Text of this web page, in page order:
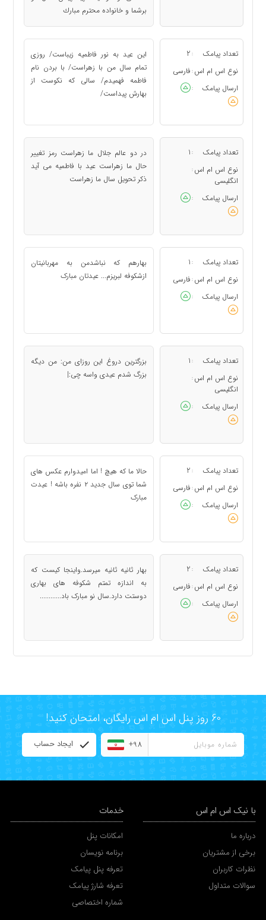
برشما و خانواده محترم مبارك
تعداد پیامک :
2
نوع اس ام اس : فارسی
ارسال پیامک
:
این عید به نور فاطمیه زیباست/ روزی
تمام سال من با زهراست/ با بردن نام
فاطمه فهمیدم/ سالی که نکوست از
بهارش پیداست/
تعداد پیامک :
1
نوع اس ام اس :
انگلیسی
ارسال پیامک
:
در دو عالم جلال ما زهراست رمز تغییر
حال ما زهراست عید با فاطمیه می آید
ذکر تحویل سال ما زهراست
تعداد پیامک :
1
نوع اس ام اس : فارسی
ارسال پیامک
:
بهارهم که نباشدمن به مهربانیتان
ازشکوفه لبریزم... عیدتان مبارک
تعداد پیامک :
1
نوع اس ام اس :
انگلیسی
ارسال پیامک
:
بزرگترین دروغ این روزای من: من دیگه
بزرگ شدم عیدی واسه چی:|
تعداد پیامک :
2
نوع اس ام اس : فارسی
ارسال پیامک
:
حالا ما که هیچ ! اما امیدوارم عکس های
شما توی سال جدید ۲ نفره باشه ! عیدت
مبارک
تعداد پیامک :
2
نوع اس ام اس : فارسی
ارسال پیامک
:
بهار ثانیه ثانیه میرسد.واینجا کیست که
به اندازه تمتم شکوفه های بهاری
دوستت دارد.سال نو مبارک باد............
60 روز پنل اس ام اس رایگان، امتحان کنید!
+98 ایجاد حساب
با نیک اس ام اس
درباره ما
برخی از مشتریان
نظرات کاربران
سوالات متداول
خدمات
امکانات پنل
برنامه نویسان
تعرفه پنل پیامک
تعرفه شارژ پیامک
شماره اختصاصی